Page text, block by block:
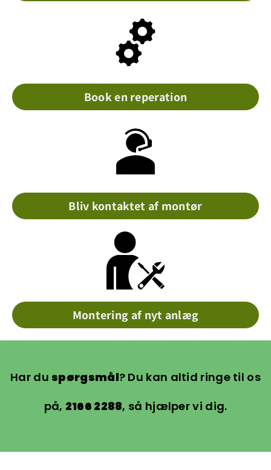
Book en reperation
Bliv kontaktet af montør
Montering af nyt anlæg
Har duspørgsmål? Du kan altid ringe til os
på, 2166 2288, så hjælper vi dig.